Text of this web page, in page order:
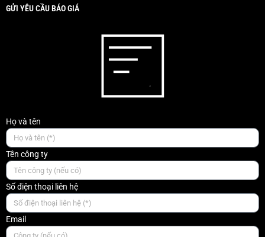
GỬI YÊU CẦU BÁO GIÁ
Họ và tên
Tên công ty
Số điện thoại liên hệ
Email